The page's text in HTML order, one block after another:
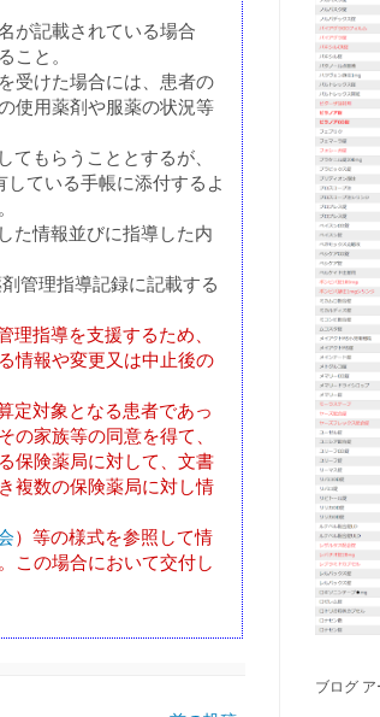
が記載されている場合
こと。
受けた場合には、患者の
使用薬剤や服薬の状況等
もらうこととするが、
している手帳に添付するよ
た情報並びに指導した内
管理指導記録に記載する
理指導を支援するため、
情報や変更又は中止後の
定対象となる患者であっ
家族等の同意を得て、
保険薬局に対して、文書
複数の保険薬局に対し情
）等の様式を参照して情
この場合において交付し
ブログ